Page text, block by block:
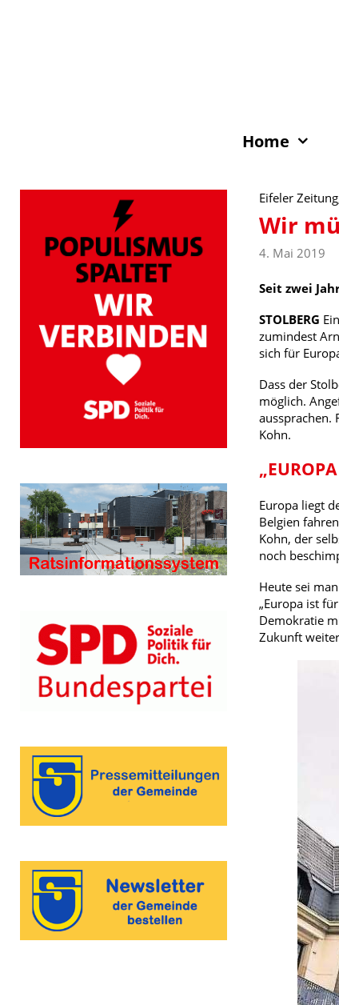
Home
Eifeler
Wir
4. Mai 2019
Seit zwei
STOLBERG
zumindest
sich für
Dass der
möglich.
aussprachen.
Kohn.
Europa liegt
Belgien
Kohn, der
noch
Heute sei
„Europa ist
Demokratie
Zukunft